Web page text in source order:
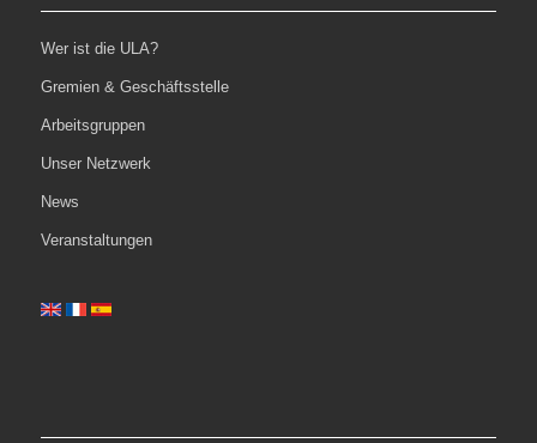
Wer ist die ULA?
Gremien & Geschäftsstelle
Arbeitsgruppen
Unser Netzwerk
News
Veranstaltungen